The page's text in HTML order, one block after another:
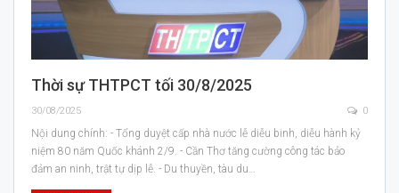
Thời sự THTPCT tối 30/8/2025
30/08/2025 0
Nội dung chính: - Tổng duyệt cấp nhà nước lễ diễu binh, diễu hành kỷ
niệm 80 năm Quốc khánh 2/9. - Cần Thơ tăng cường công tác bảo
đảm an ninh, trật tự dịp lễ. - Du thuyền, tàu du…